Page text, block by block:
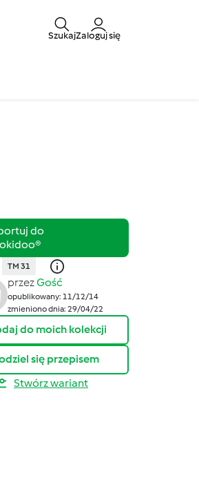
SzukajZaloguj się
TM 31
przezGość
opublikowany: 11/12/14
zmieniono dnia: 29/04/22
do moich kolekcji
się przepisem
Stwórz wariant